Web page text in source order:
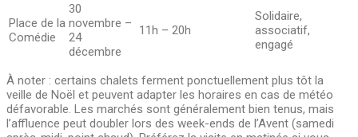
Place de la
Comédie
30
novembre –
24
décembre
11h – 20h
Solidaire,
associatif,
engagé
À noter : certains chalets ferment ponctuellement plus tôt la
veille de Noël et peuvent adapter les horaires en cas de météo
défavorable. Les marchés sont généralement bien tenus, mais
l’affluence peut doubler lors des week-ends de l’Avent (samedi